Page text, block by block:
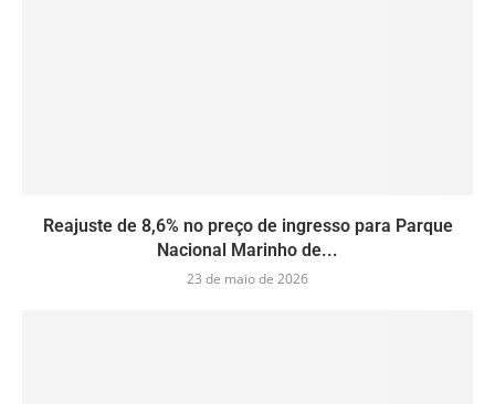
Reajuste de 8,6% no preço de ingresso para Parque
Nacional Marinho de...
23 de maio de 2026